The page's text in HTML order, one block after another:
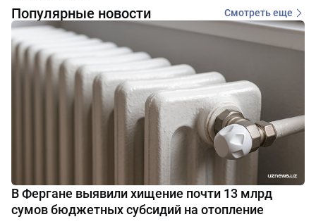
Популярные новости Смотреть еще
В Фергане выявили хищение почти 13 млрд
сумов бюджетных субсидий на отопление